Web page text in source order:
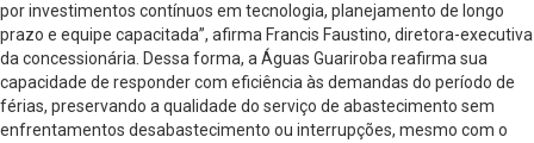
por investimentos contínuos em tecnologia, planejamento de longo
prazo e equipe capacitada”, afirma Francis Faustino, diretora-executiva
da concessionária. Dessa forma, a Águas Guariroba reafirma sua
capacidade de responder com eficiência às demandas do período de
férias, preservando a qualidade do serviço de abastecimento sem
enfrentamentos desabastecimento ou interrupções, mesmo com o